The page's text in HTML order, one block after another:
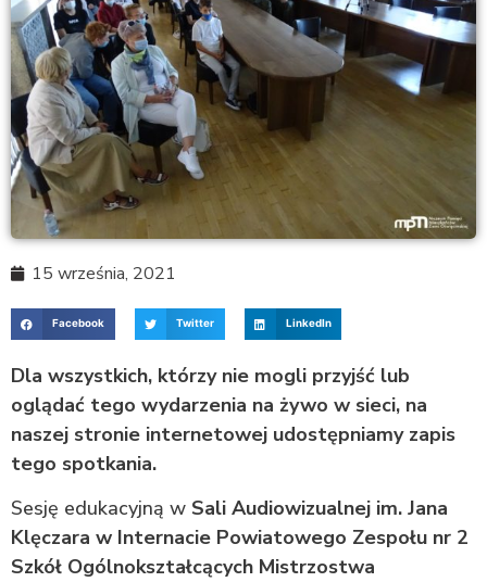
15 września, 2021
Facebook Twitter LinkedIn
Dla wszystkich, którzy nie mogli przyjść lub
oglądać tego wydarzenia na żywo w sieci, na
naszej stronie internetowej udostępniamy zapis
tego spotkania.
Sesję edukacyjną w Sali Audiowizualnej im. Jana
Klęczara w Internacie Powiatowego Zespołu nr 2
Szkół Ogólnokształcących Mistrzostwa